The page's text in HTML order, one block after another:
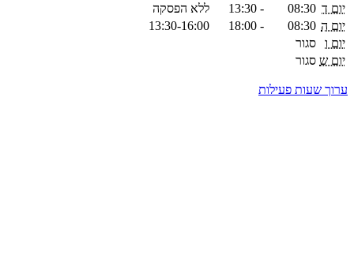
יום ד 08:30
-
13:30
ללא הפסקה
יום ה 08:30
-
18:00
13:30-16:00
יום ו
סגור
יום ש סגור
ערוך שעות פעילות